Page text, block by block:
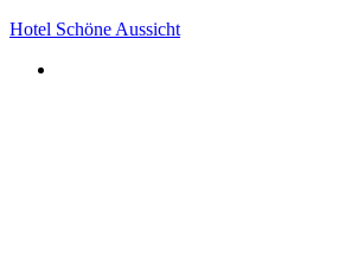
Hotel Schöne Aussicht